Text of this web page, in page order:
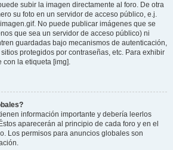
subir la imagen directamente al foro. De otra
su foto en un servidor de acceso público, e.j.
No puede publicar imágenes que se
que sea un servidor de acceso público) ni
guardadas bajo mecanismos de autenticación,
protegidos por contraseñas, etc. Para exhibir
con la etiqueta [img].
información importante y debería leerlos
aparecerán al principio de cada foro y en el
Los permisos para anuncios globales son